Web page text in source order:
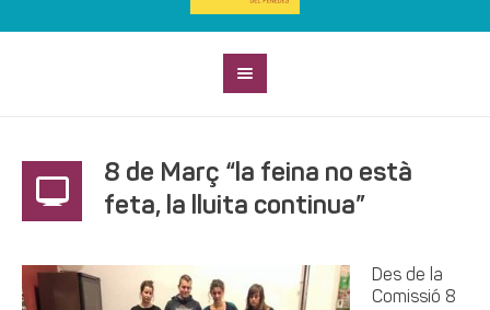
8 de Març “la feina no està
feta, la lluita continua”
Des de la
Comissió 8